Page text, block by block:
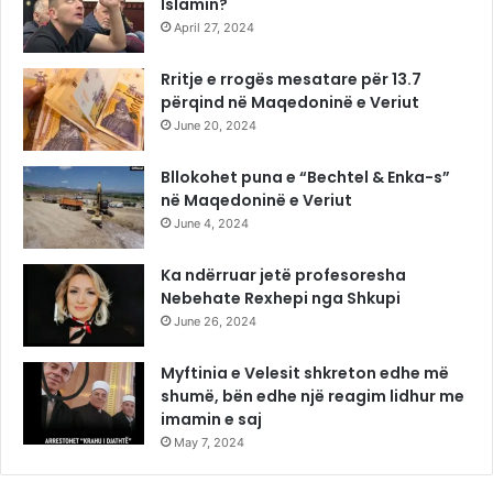
April 27, 2024
Rritje e rrogës mesatare për 13.7
përqind në Maqedoninë e Veriut
June 20, 2024
Bllokohet puna e “Bechtel & Enka-s”
në Maqedoninë e Veriut
June 4, 2024
Ka ndërruar jetë profesoresha
Nebehate Rexhepi nga Shkupi
June 26, 2024
Myftinia e Velesit shkreton edhe më
shumë, bën edhe një reagim lidhur me
imamin e saj
May 7, 2024